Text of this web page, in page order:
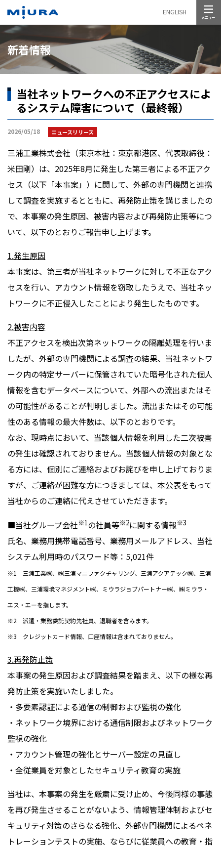
ENGLISH
新着情報
当社ネットワークへの不正アクセスによ
るシステム障害について（最終報）
2026/05/18 ニュースリリース
三浦工業株式会社（東京本社：東京都港区、代表取締役：
米田剛）は、 2025年8月に発生した第三者による不正アク
セス（以下「本事案」）に関して、外部の専門機関と連携
して調査を実施するとともに、再発防止策を講じましたの
で、本事案の発生原因、被害内容および再発防止策等につ
いて、以下のとおりご報告申し上げます。
1.発生原因
本事案は、第三者が当社ネットワークに対して不正なアク
セスを行い、アカウント情報を窃取したうえで、当社ネッ
トワークに不正侵入したことにより発生したものです。
2.被害内容
不正アクセスを検出次第ネットワークの隔離処理を行いま
したが、外部の専門機関による調査の結果、当社ネットワ
ーク内の特定サーバーに保管されていた暗号化された個人
情報を含むデータベースについて、外部への流出またはそ
の可能性があることが判明しました。流出またはその可能
性のある情報の最大件数は、以下のとおりです。
なお、現時点において、当該個人情報を利用した二次被害
の発生は確認されておりません。当該個人情報の対象とな
る方には、個別にご連絡およびお詫びを申し上げておりま
すが、ご連絡が困難な方につきましては、本公表をもって
当社からのご連絡に代えさせていただきます。
■当社グループ会社※1の社員等※2に関する情報※3
氏名、業務用携帯電話番号、業務用メールアドレス、当社
システム利用時のパスワード等： 5,021件
※1 三浦工業㈱、㈱三浦マニファクチャリング、三浦アクアテック㈱、三浦
工機㈱、三浦環境マネジメント㈱、ミウラジョブパートナー㈱、㈱ミウラ・
エス・エーを指します。
※2 派遣・業務委託契約先社員、退職者を含みます。
※3 クレジットカード情報、口座情報は含まれておりません。
3.再発防止策
本事案の発生原因および調査結果を踏まえ、以下の様な再
発防止策を実施いたしました。
・多要素認証による通信の制御および監視の強化
・ネットワーク境界における通信制限およびネットワーク
監視の強化
・アカウント管理の強化とサーバー設定の見直し
・全従業員を対象としたセキュリティ教育の実施
当社は、本事案の発生を厳粛に受け止め、今後同様の事態
を再び発生させることがないよう、情報管理体制およびセ
キュリティ対策のさらなる強化、外部専門機関によるペネ
トレーションテストの実施、ならびに従業員への教育・指